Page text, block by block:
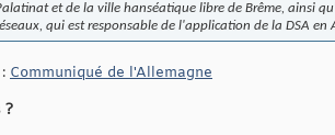
et de la ville hanséatique libre de Brême, ainsi
qui est responsable de l'application de la DSA en
: Communiqué de l'Allemagne
?